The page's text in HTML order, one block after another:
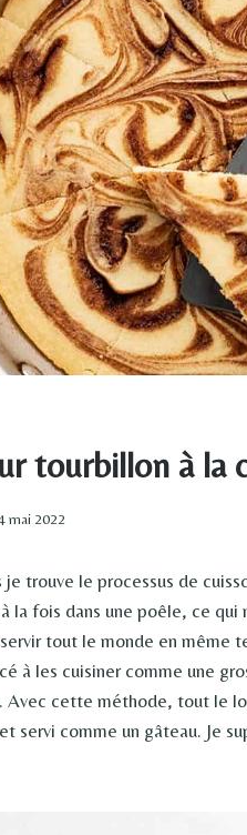
tourbillon à la
mai 2022
je trouve le processus de
la fois dans une poêle, ce
tout le monde en même
à les cuisiner comme une
Avec cette méthode, tout le
servi comme un gâteau. Je